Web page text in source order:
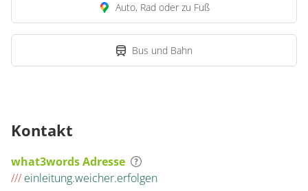
Auto, Rad oder zu Fuß
Bus und Bahn
Kontakt
what3words Adresse
/// einleitung.weicher.erfolgen